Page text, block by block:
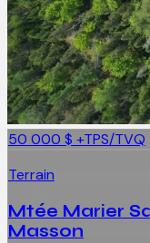
50 000 $ +TPS/TVQ
Terrain
Mtée Marier
Masson